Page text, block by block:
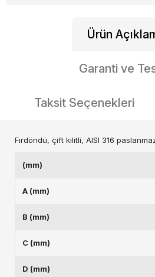
Ürün
Garanti ve
Taksit Seçenekleri
Fırdöndü, çift kilitli, AISI 316
(mm)
A (mm)
B (mm)
C (mm)
D (mm)